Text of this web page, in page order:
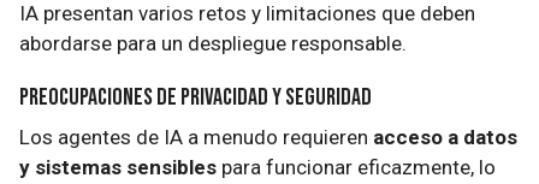
IA presentan varios retos y limitaciones que deben
abordarse para un despliegue responsable.
Preocupaciones de Privacidad y Seguridad
Los agentes de IA a menudo requieren acceso a datos
y sistemas sensibles para funcionar eficazmente, lo